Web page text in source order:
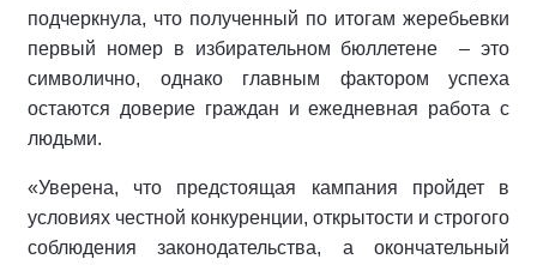
подчеркнула, что полученный по итогам жеребьевки
первый номер в избирательном бюллетене
– это
символично, однако главным фактором успеха
остаются доверие граждан и ежедневная работа с
людьми.
«Уверена, что предстоящая кампания пройдет в
условиях честной конкуренции, открытости и строгого
соблюдения законодательства, а окончательный